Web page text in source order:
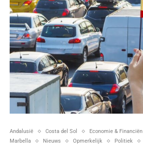
Andalusië Costa del Sol Economie & Financiën
Marbella
Nieuws Opmerkelijk Politiek